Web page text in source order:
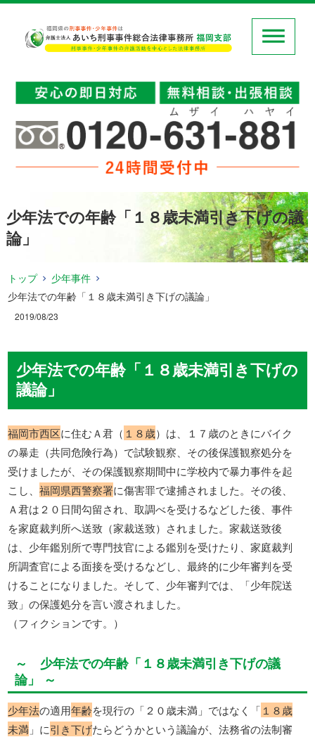
少年法での年齢「１８歳未満引き下げの議
論」
トップ
少年事件
少年法での年齢「１８歳未満引き下げの議論」
2019/08/23
少年法での年齢「１８歳未満引き下げの
議論」
福岡市西区に住むＡ君（ １８歳）は、１７歳のときにバイク
の暴走（共同危険行為）で試験観察、その後保護観察処分を
受けましたが、その保護観察期間中に学校内で暴力事件を起
こし、福岡県西警察署に傷害罪で逮捕されました。その後、
Ａ君は２０日間勾留され、取調べを受けるなどした後、事件
を家庭裁判所へ送致（家裁送致）されました。家裁送致後
は、少年鑑別所で専門技官による鑑別を受けたり、家庭裁判
所調査官による面接を受けるなどし、最終的に少年審判を受
けることになりました。そして、少年審判では、「少年院送
致」の保護処分を言い渡されました。
（フィクションです。）
～ 少年法での年齢「１８歳未満引き下げの議
論」 ～
少年法の適用年齢を現行の「２０歳未満」ではなく「 １８歳
未満 」に引き下げたらどうかという議論が、法務省の法制審